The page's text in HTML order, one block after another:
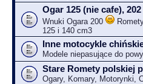
Ogar 125 (nie cafe),
Wnuki Ogara 200
125 i 140 cm3
Inne motocykle
Modele niepasujące do
Stare Romety polskiej
Ogary, Komary, Motorynki,